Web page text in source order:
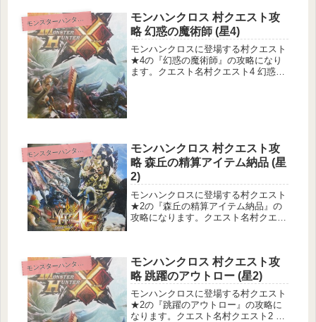
モ ンスターハンタークロス
モンハンクロス 村クエスト攻
略 幻惑の魔術師 (星4)
モンハンクロスに登場する村クエスト
★4の『幻惑の魔術師』の攻略になり
ます。クエスト名村クエスト4 幻惑の
モ ンスターハンタークロス
モンハンクロス 村クエスト攻
略 森丘の精算アイテム納品 (星
2)
モンハンクロスに登場する村クエスト
★2の『森丘の精算アイテム納品』の
攻略になります。クエスト名村クエス
ドスランポス1頭の狩猟目的地...
モ ンスターハンタークロス
モンハンクロス 村クエスト攻
略 跳躍のアウトロー (星2)
モンハンクロスに登場する村クエスト
★2の『跳躍のアウトロー』の攻略に
なります。クエスト名村クエスト2 跳